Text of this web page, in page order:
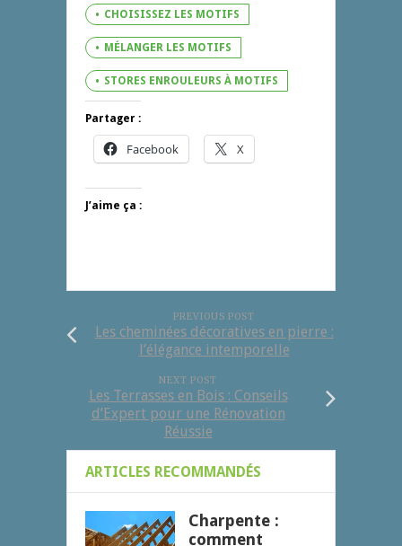
CHOISISSEZ LES MOTIFS
MÉLANGER LES MOTIFS
STORES ENROULEURS À MOTIFS
Partager :
Facebook X
J’aime ça :
PREVIOUS POST
Les cheminées décoratives en pierre :
l’élégance intemporelle
NEXT POST
Les Terrasses en Bois : Conseils
d’Expert pour une Rénovation
Réussie
ARTICLES RECOMMANDÉS
Charpente :
comment